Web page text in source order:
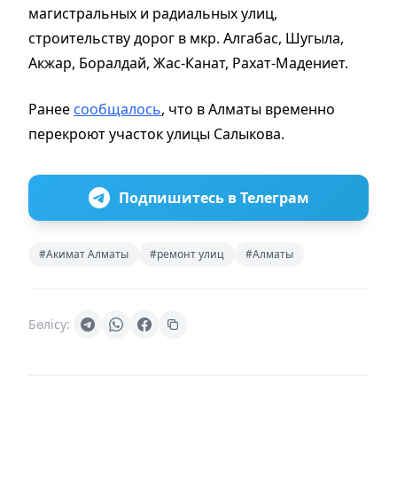
магистральных и радиальных улиц,
строительству дорог в мкр. Алгабас, Шугыла,
Акжар, Боралдай, Жас-Канат, Рахат-Мадениет.
Ранее сообщалось, что в Алматы временно
перекроют участок улицы Салыкова.
Подпишитесь в Телеграм
#Акимат Алматы #ремонт улиц #Алматы
Бөлісу: